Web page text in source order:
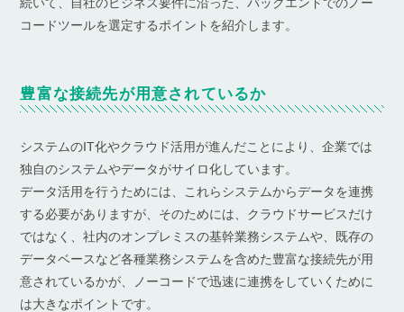
コードツールを選定するポイントを紹介します。
豊富な接続先が用意されているか
システムのIT化やクラウド活用が進んだことにより、企業では
独自のシステムやデータがサイロ化しています。
データ活用を行うためには、これらシステムからデータを連携
する必要がありますが、そのためには、クラウドサービスだけ
ではなく、社内のオンプレミスの基幹業務システムや、既存の
データベースなど各種業務システムを含めた豊富な接続先が用
意されているかが、ノーコードで迅速に連携をしていくために
は大きなポイントです。